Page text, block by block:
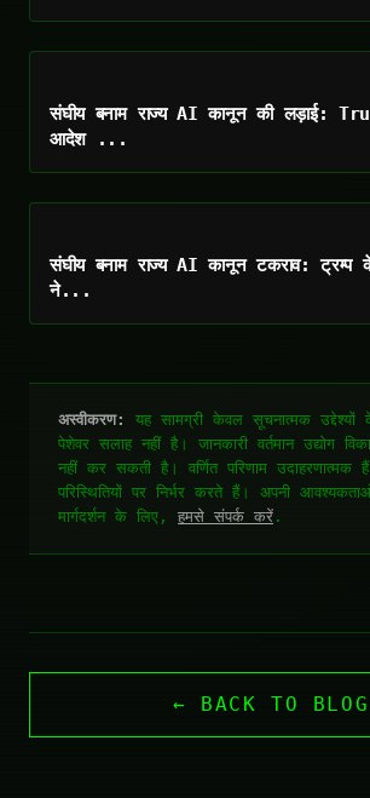
संघीय बनाम राज्य AI कानून की लड़ाई:
आदेश ...
संघीय बनाम राज्य AI कानून टकराव: ट्रम्प
ने...
अस्वीकरण:
यह सामग्री केवल सूचनात्मक
पेशेवर सलाह नहीं है। जानकारी वर्तमान उद्योग
नहीं कर सकती है। वर्णित परिणाम उदाहरणात्मक
परिस्थितियों पर निर्भर करते हैं। अपनी
मार्गदर्शन के लिए, हमसे संपर्क करें .
← BACK TO BLOG